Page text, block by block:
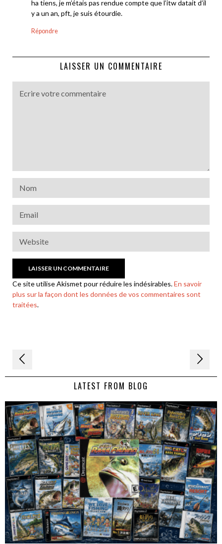
ha tiens, je m’étais pas rendue compte que l’itw datait d’il
y a un an, pft, je suis étourdie.
Répondre
LAISSER UN COMMENTAIRE
Ce site utilise Akismet pour réduire les indésirables.En savoir
plus sur la façon dont les données de vos commentaires sont
traitées.
Navigation
de LATEST FROM BLOG